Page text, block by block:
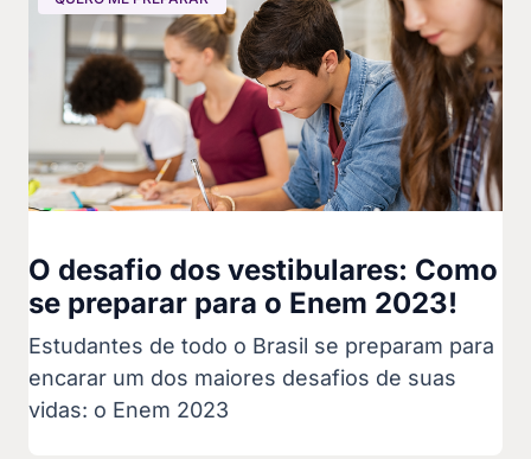
O desafio dos vestibulares: Como
se preparar para o Enem 2023!
Estudantes de todo o Brasil se preparam para
encarar um dos maiores desafios de suas
vidas: o Enem 2023